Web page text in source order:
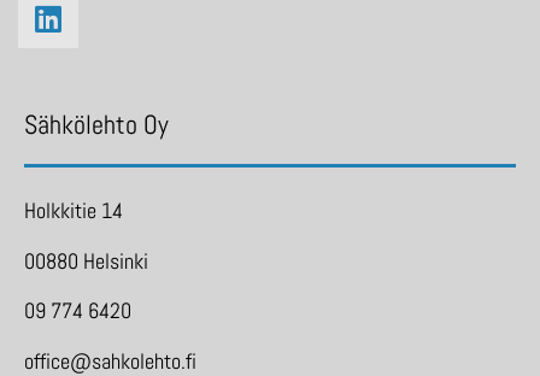
Sähkölehto Oy
Holkkitie 14
00880 Helsinki
09 774 6420
office@sahkolehto.fi